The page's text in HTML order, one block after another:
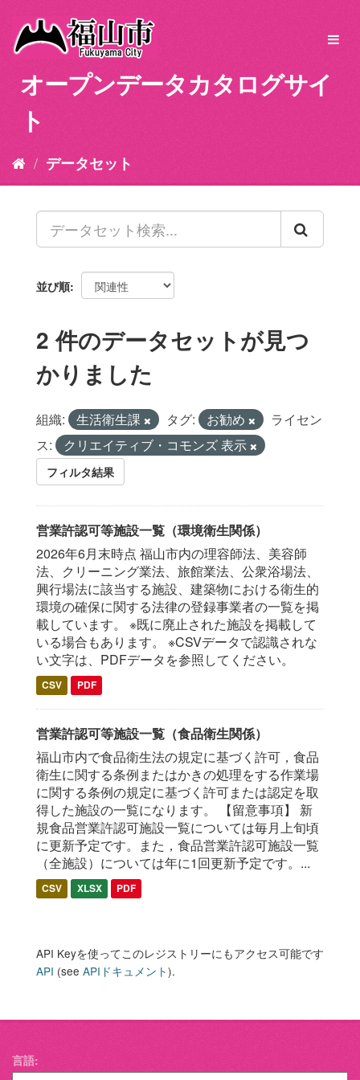
オープンデータカタログサイ
ト
データセット
並び順
2 件のデータセットが見つ
かりました
組織: 生活衛生課 タグ: お勧め
ライセン
ス:
クリエイティブ・コモンズ 表示
フィルタ結果
営業許認可等施設一覧（環境衛生関係）
2026年6月末時点 福山市内の理容師法、美容師
法、クリーニング業法、旅館業法、公衆浴場法、
興行場法に該当する施設、建築物における衛生的
環境の確保に関する法律の登録事業者の一覧を掲
載しています。 ※既に廃止された施設を掲載して
いる場合もあります。 ※CSVデータで認識されな
い文字は、PDFデータを参照してください。
CSV PDF
営業許認可等施設一覧（食品衛生関係）
福山市内で食品衛生法の規定に基づく許可，食品
衛生に関する条例またはかきの処理をする作業場
に関する条例の規定に基づく許可または認定を取
得した施設の一覧になります。 【留意事項】 新
規食品営業許認可施設一覧については毎月上旬頃
に更新予定です。また，食品営業許認可施設一覧
（全施設）については年に1回更新予定です。...
CSV XLSX PDF
API Keyを使ってこのレジストリーにもアクセス可能です
API (see APIドキュメント).
言語